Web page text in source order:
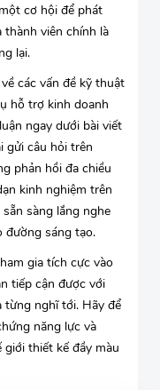
cơ hội để phát
thành viên chính là
lại.
các vấn đề kỹ thuật
hỗ trợ kinh doanh
ngay dưới bài viết
gửi câu hỏi trên
phản hồi đa chiều
kinh nghiệm trên
sàng lắng nghe
đường sáng tạo.
gia tích cực vào
tiếp cận được với
từng nghĩ tới. Hãy để
năng lực và
thiết kế đầy màu